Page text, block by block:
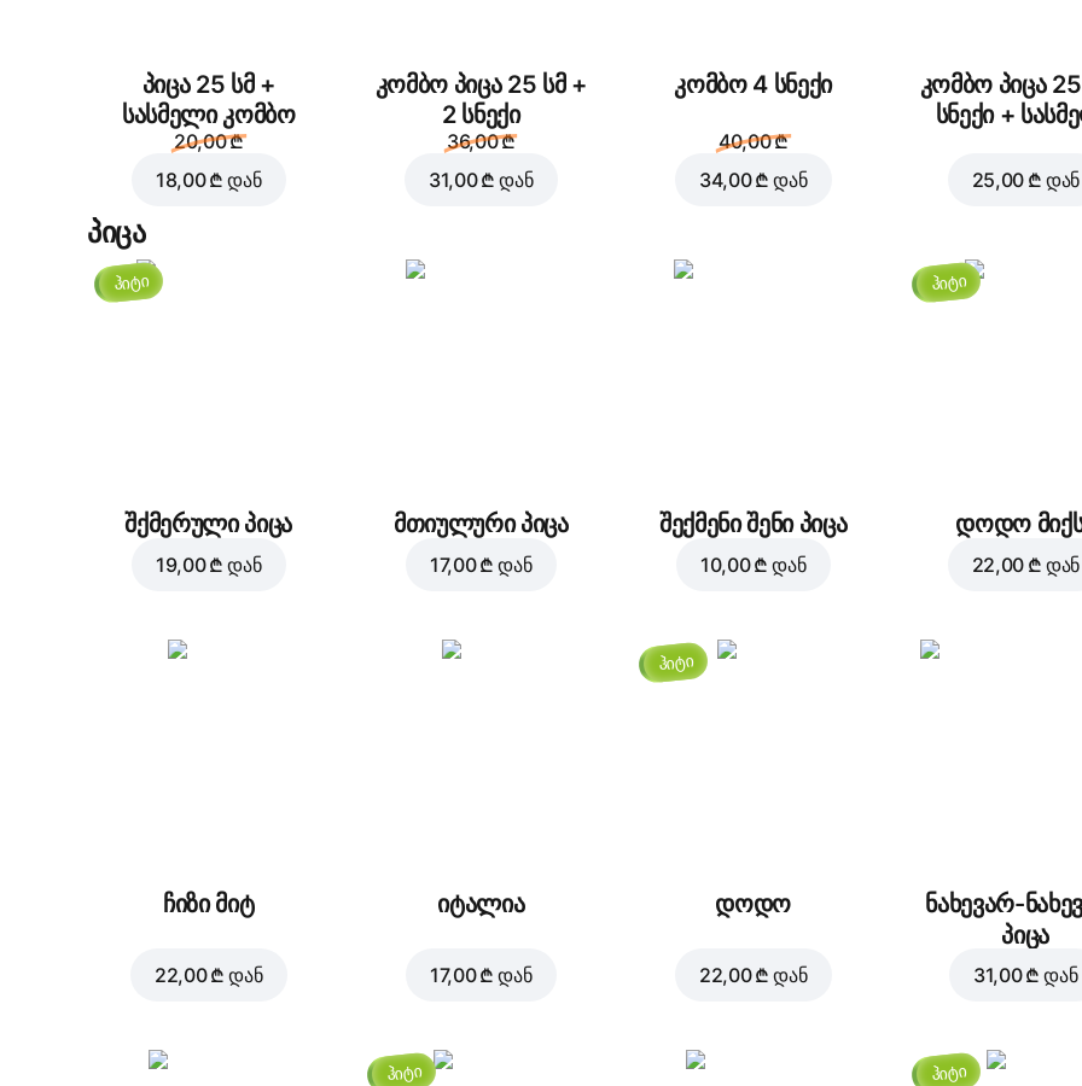
სოკო
პიცა 25 სმ +
სასმელი კომბო
20,00 ₾
18,00 ₾ დან
კომბო პიცა 25 სმ +
2 სნექი
36,00 ₾
31,00 ₾ დან
კომბო 4 სნექი
40,00 ₾
34,00 ₾ დან
კომბო პიცა
სნექი +
25,00 ₾ დან
პიცა
ჰიტი
შქმერული პიცა
19,00 ₾ დან
მთიულური პიცა
17,00 ₾ დან
შექმენი შენი პიცა
10,00 ₾ დან
ჰიტი
დოდო
22,00 ₾ დან
ჩიზი მიტ
22,00 ₾ დან
იტალია
17,00 ₾ დან
ჰიტი
დოდო
22,00 ₾ დან
ნახევარ-
პიცა
31,00 ₾ დან
ჰიტი ჰიტი